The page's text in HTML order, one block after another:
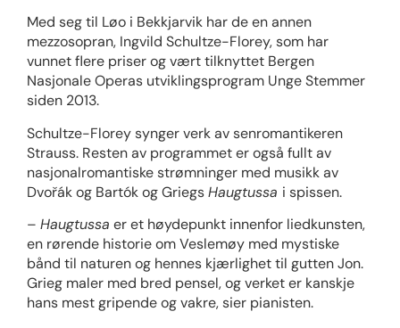
Med seg til Løo i Bekkjarvik har de en annen
mezzosopran, Ingvild Schultze-Florey, som har
vunnet flere priser og vært tilknyttet Bergen
Nasjonale Operas utviklingsprogram Unge Stemmer
siden 2013.
Schultze-Florey synger verk av senromantikeren
Strauss. Resten av programmet er også fullt av
nasjonalromantiske strømninger med musikk av
Dvořák og Bartók og GriegsHaugtussa i spissen.
– Haugtussa er et høydepunkt innenfor liedkunsten,
en rørende historie om Veslemøy med mystiske
bånd til naturen og hennes kjærlighet til gutten Jon.
Grieg maler med bred pensel, og verket er kanskje
hans mest gripende og vakre, sier pianisten.